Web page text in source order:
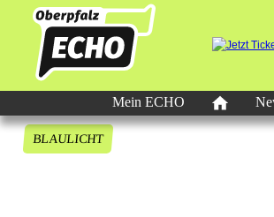
Mein ECHO
BLAULICHT